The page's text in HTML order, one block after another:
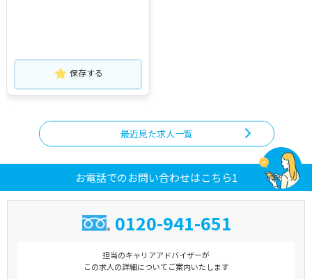
保存する
最近見た求人一覧
お電話でのお問い合わせはこちら1
0120-941-651
担当のキャリアアドバイザーが
この求人の詳細についてご案内いたします